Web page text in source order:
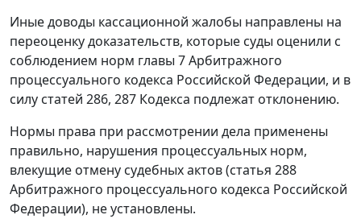
Иные доводы кассационной жалобы направлены на
переоценку доказательств, которые суды оценили с
соблюдением норм главы 7 Арбитражного
процессуального кодекса Российской Федерации, и в
силу статей 286, 287 Кодекса подлежат отклонению.
Нормы права при рассмотрении дела применены
правильно, нарушения процессуальных норм,
влекущие отмену судебных актов (статья 288
Арбитражного процессуального кодекса Российской
Федерации), не установлены.